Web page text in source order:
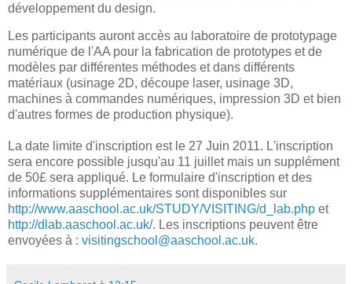
développement du design.
Les participants auront accès au laboratoire de prototypage
numérique de l'AA pour la fabrication de prototypes et de
modèles par différentes méthodes et dans différents
matériaux (usinage 2D, découpe laser, usinage 3D,
machines à commandes numériques, impression 3D et bien
d'autres formes de production physique).
La date limite d'inscription est le 27 Juin 2011. L'inscription
sera encore possible jusqu'au 11 juillet mais un supplément
de 50£ sera appliqué. Le formulaire d'inscription et des
informations supplémentaires sont disponibles sur
http://www.aaschool.ac.uk/STUDY/VISITING/d_lab.php et
http://dlab.aaschool.ac.uk/. Les inscriptions peuvent être
envoyées à : visitingschool@aaschool.ac.uk.